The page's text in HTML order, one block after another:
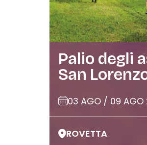
Palio degli
San
03 AGO / 09 AGO
ROVETTA